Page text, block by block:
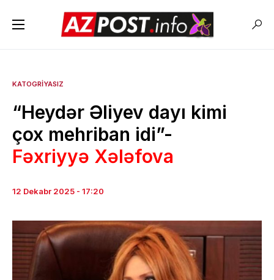
KATOGRIYASIZ
“Heydər Əliyev dayı kimi
çox mehriban idi”-
Fəxriyyə Xələfova
12 Dekabr 2025 - 17:20